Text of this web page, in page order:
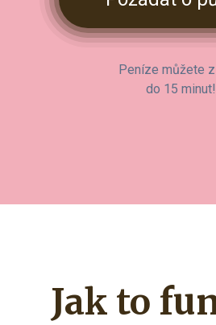
Peníze můžete
do 15 minut!
Jak to